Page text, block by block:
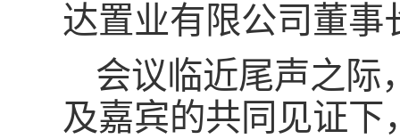
达置业有限公司董
会议临近尾声之际
及嘉宾的共同见证